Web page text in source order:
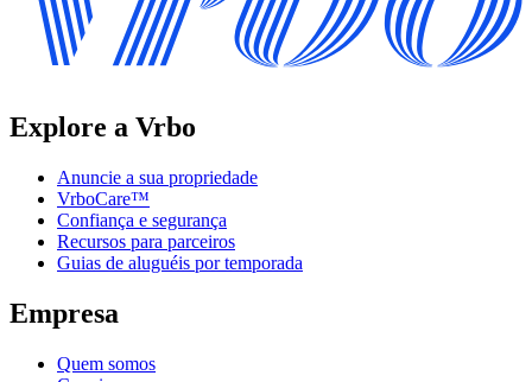
Explore a Vrbo
Anuncie a sua propriedade
VrboCare™
Confiança e segurança
Recursos para parceiros
Guias de aluguéis por temporada
Empresa
Quem somos